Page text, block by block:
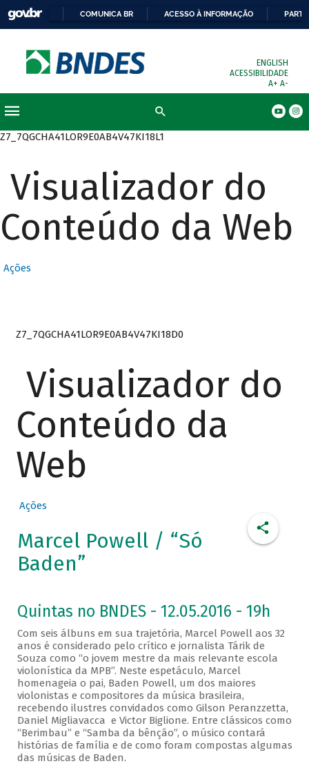
COMUNICA BR ACESSO À INFORMAÇÃO
ENGLISH
ACESSIBILIDADE
A+ A-
Z7_7QGCHA41LOR9E0AB4V47KI18L1
Visualizador do
Conteúdo da Web
Ações
Z7_7QGCHA41LOR9E0AB4V47KI18D0
Visualizador do
Conteúdo da
Web
Ações
Marcel Powell / “Só
Baden”
Quintas no BNDES - 12.05.2016 - 19h
Com seis álbuns em sua trajetória, Marcel Powell aos 32
anos é considerado pelo crítico e jornalista Tárik de
Souza como “o jovem mestre da mais relevante escola
violonística da MPB”. Neste espetáculo, Marcel
homenageia o pai, Baden Powell, um dos maiores
violonistas e compositores da música brasileira,
recebendo ilustres convidados como Gilson Peranzzetta,
Daniel Migliavacca e Victor Biglione. Entre clássicos como
“Berimbau” e “Samba da bênção”, o músico contará
histórias de família e de como foram compostas algumas
das músicas de Baden.